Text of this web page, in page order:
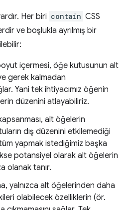
Her biri contain CSS
ve boşlukla ayrılmış bir
içermesi, öğe kutusunun alt
gerek kalmadan
Yani tek ihtiyacımız öğenin
düzenini atlayabiliriz.
alt öğelerin
dış düzenini etkilemediği
yapmak istediğimiz başka
potansiyel olarak alt öğelerin
olanak tanır.
yalnızca alt öğelerinden daha
olabilecek özelliklerin (ör.